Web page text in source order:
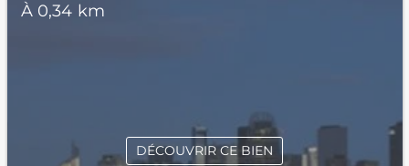
À 0,34 km
DÉCOUVRIR CE BIEN